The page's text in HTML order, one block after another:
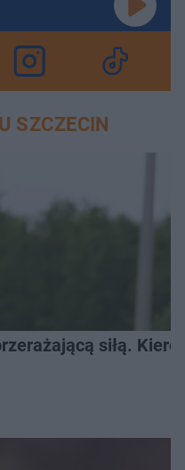
SZCZECIN
siłą.